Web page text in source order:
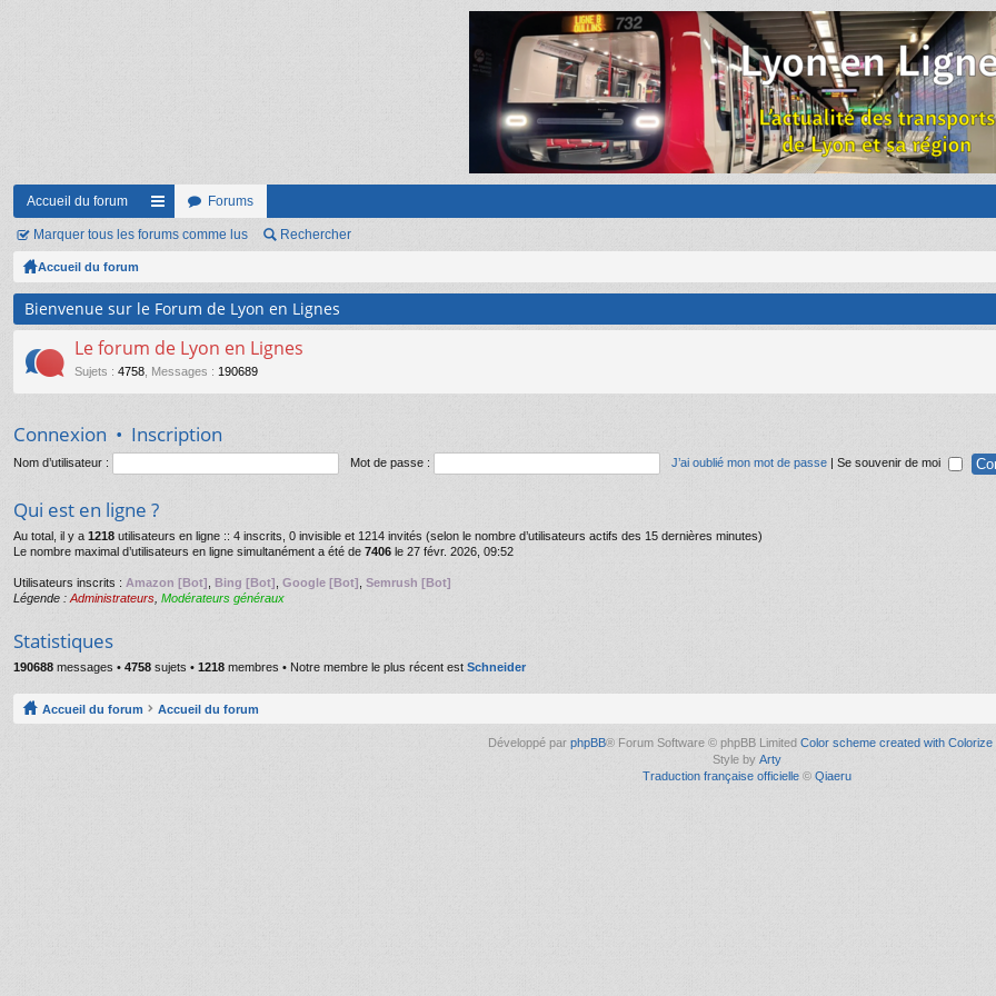
Accueil du forum
ac
ur
ci
s
Forums
Marquer tous les forums comme lus Rechercher
Accueil du forum
Bienvenue sur le Forum de Lyon en Lignes
Le forum de Lyon en Lignes
Sujets : 4758 Messages : 190689
Connexion • Inscription
Nom d’utilisateur : Mot de passe : J’ai oublié mon mot de passe | Se souvenir de moi
Qui est en ligne ?
Au total, il y a 1218 utilisateurs en ligne :: 4 inscrits, 0 invisible et 1214 invités (selon le nombre d’utilisateurs actifs des 15 dernières minutes)
Le nombre maximal d’utilisateurs en ligne simultanément a été de 7406 le 27 févr. 2026, 09:52
Utilisateurs inscrits : Amazon [Bot] Bing [Bot] Google [Bot] Semrush [Bot]
Légende : Administrateurs Modérateurs généraux
Statistiques
190688 messages • 4758 sujets • 1218 membres • Notre membre le plus récent est Schneider
Accueil du forum Accueil du forum
Développé par phpBB® Forum Software © phpBB Limited Color scheme created with Colorize
Style by Arty
Traduction française officielle © Qiaeru